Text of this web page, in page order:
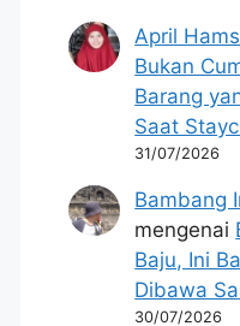
April
Bukan
Barang
Saat
31/07/2026
Bambang
mengenai
Baju, Ini
Dibawa
30/07/2026